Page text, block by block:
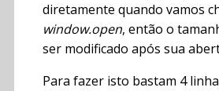
diretamente quando vamos
window.open, então o
ser modificado após sua
Para fazer isto bastam 4